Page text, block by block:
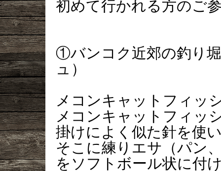
初めて行かれる方のご
①バンコク近郊の釣り
ュ）
メコンキャットフィッ
メコンキャットフィッ
掛けによく似た針を使
そこに練りエサ（パン
をソフトボール状に付